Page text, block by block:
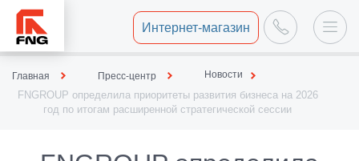
Интернет-магазин
Главная Пресс-центр Новости
FNGROUP определила приоритеты развития бизнеса на 2026
год по итогам расширенной стратегической сессии